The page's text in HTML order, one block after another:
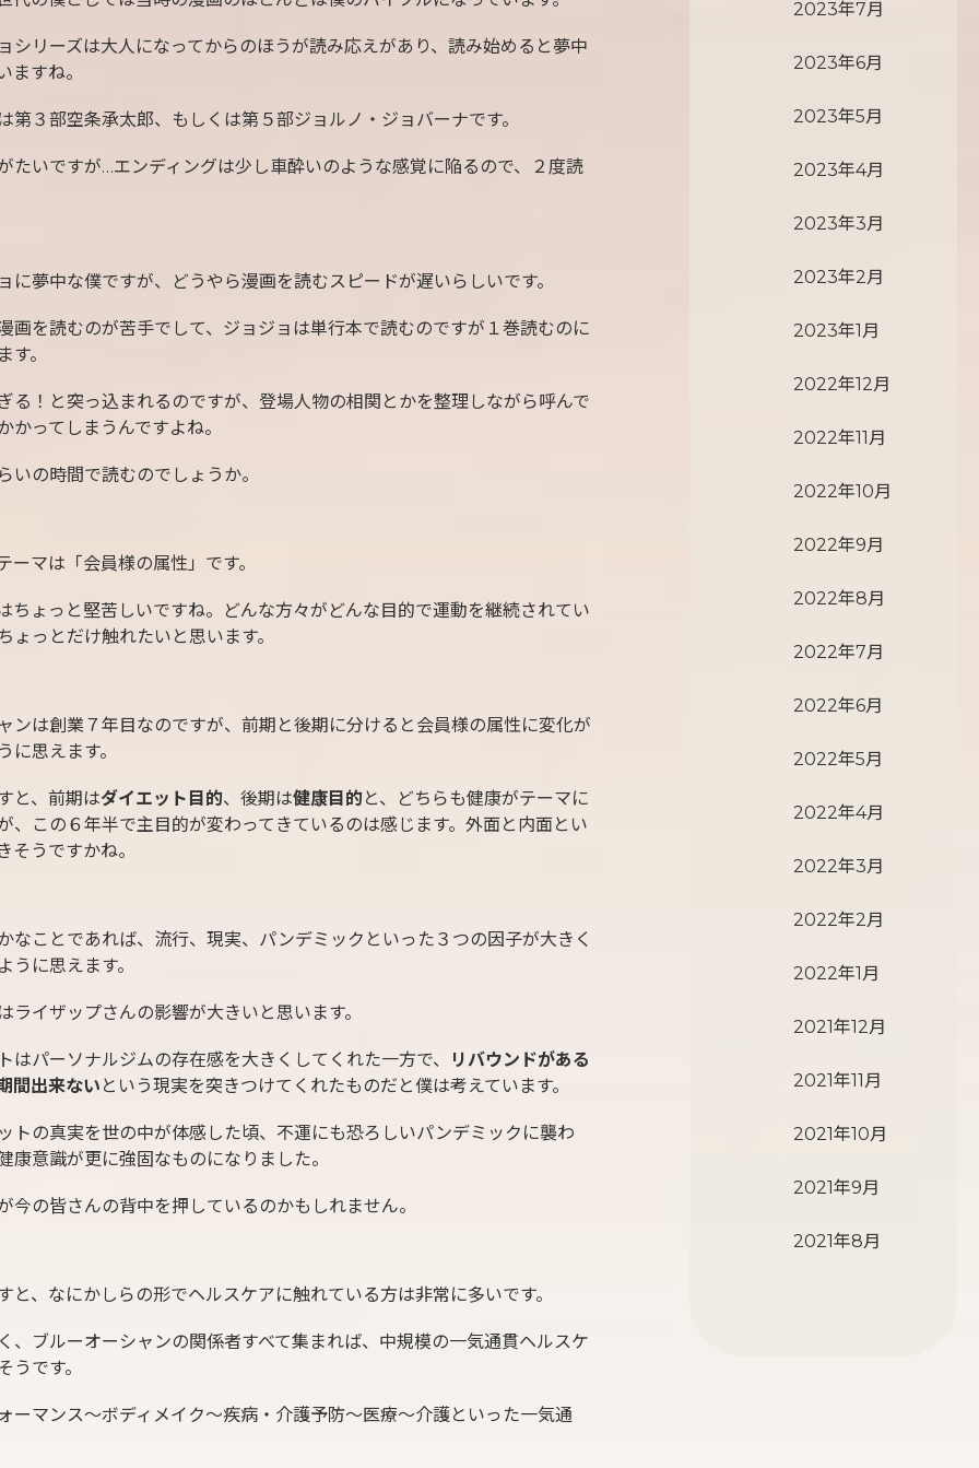
シリーズは大人になってからのほうが読み応えがあり、読み始めると夢中
ますね。
第３部空条承太郎、もしくは第５部ジョルノ・ジョバーナです。
たいですが…エンディングは少し車酔いのような感覚に陥るので、２度読
に夢中な僕ですが、どうやら漫画を読むスピードが遅いらしいです。
画を読むのが苦手でして、ジョジョは単行本で読むのですが１巻読むのに
す。
る！と突っ込まれるのですが、登場人物の相関とかを整理しながら呼んで
かってしまうんですよね。
いの時間で読むのでしょうか。
ーマは「会員様の属性」です。
ちょっと堅苦しいですね。どんな方々がどんな目的で運動を継続されてい
ょっとだけ触れたいと思います。
ンは創業７年目なのですが、前期と後期に分けると会員様の属性に変化が
に思えます。
と、前期はダイエット目的、後期は健康目的 と、どちらも健康がテーマに
、この６年半で主目的が変わってきているのは感じます。外面と内面とい
そうですかね。
なことであれば、流行、現実、パンデミックといった３つの因子が大きく
うに思えます。
ライザップさんの影響が大きいと思います。
はパーソナルジムの存在感を大きくしてくれた一方で、
リバウンドがある
間出来ない という現実を突きつけてくれたものだと僕は考えています。
トの真実を世の中が体感した頃、不運にも恐ろしいパンデミックに襲わ
康意識が更に強固なものになりました。
今の皆さんの背中を押しているのかもしれません。
と、なにかしらの形でヘルスケアに触れている方は非常に多いです。
、ブルーオーシャンの関係者すべて集まれば、中規模の一気通貫ヘルスケ
うです。
ーマンス〜ボディメイク〜疾病・介護予防〜医療〜介護といった一気通
2023年7月
2023年6月
2023年5月
2023年4月
2023年3月
2023年2月
2023年1月
2022年12月
2022年11月
2022年10月
2022年9月
2022年8月
2022年7月
2022年6月
2022年5月
2022年4月
2022年3月
2022年2月
2022年1月
2021年12月
2021年11月
2021年10月
2021年9月
2021年8月